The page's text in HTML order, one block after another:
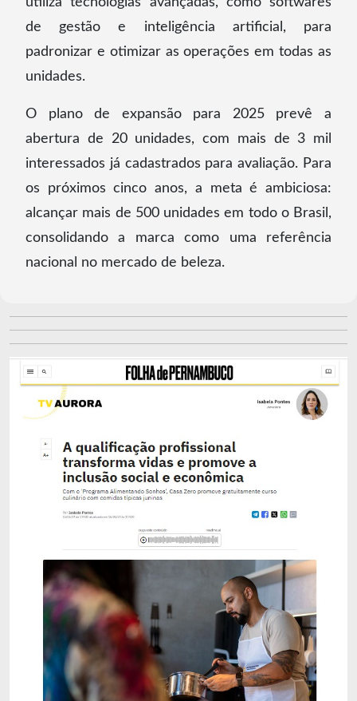
de gestão e inteligência artificial, para
padronizar e otimizar as operações em todas as
unidades.
O plano de expansão para 2025 prevê a
abertura de 20 unidades, com mais de 3 mil
interessados já cadastrados para avaliação. Para
os próximos cinco anos, a meta é ambiciosa:
alcançar mais de 500 unidades em todo o Brasil,
consolidando a marca como uma referência
nacional no mercado de beleza.